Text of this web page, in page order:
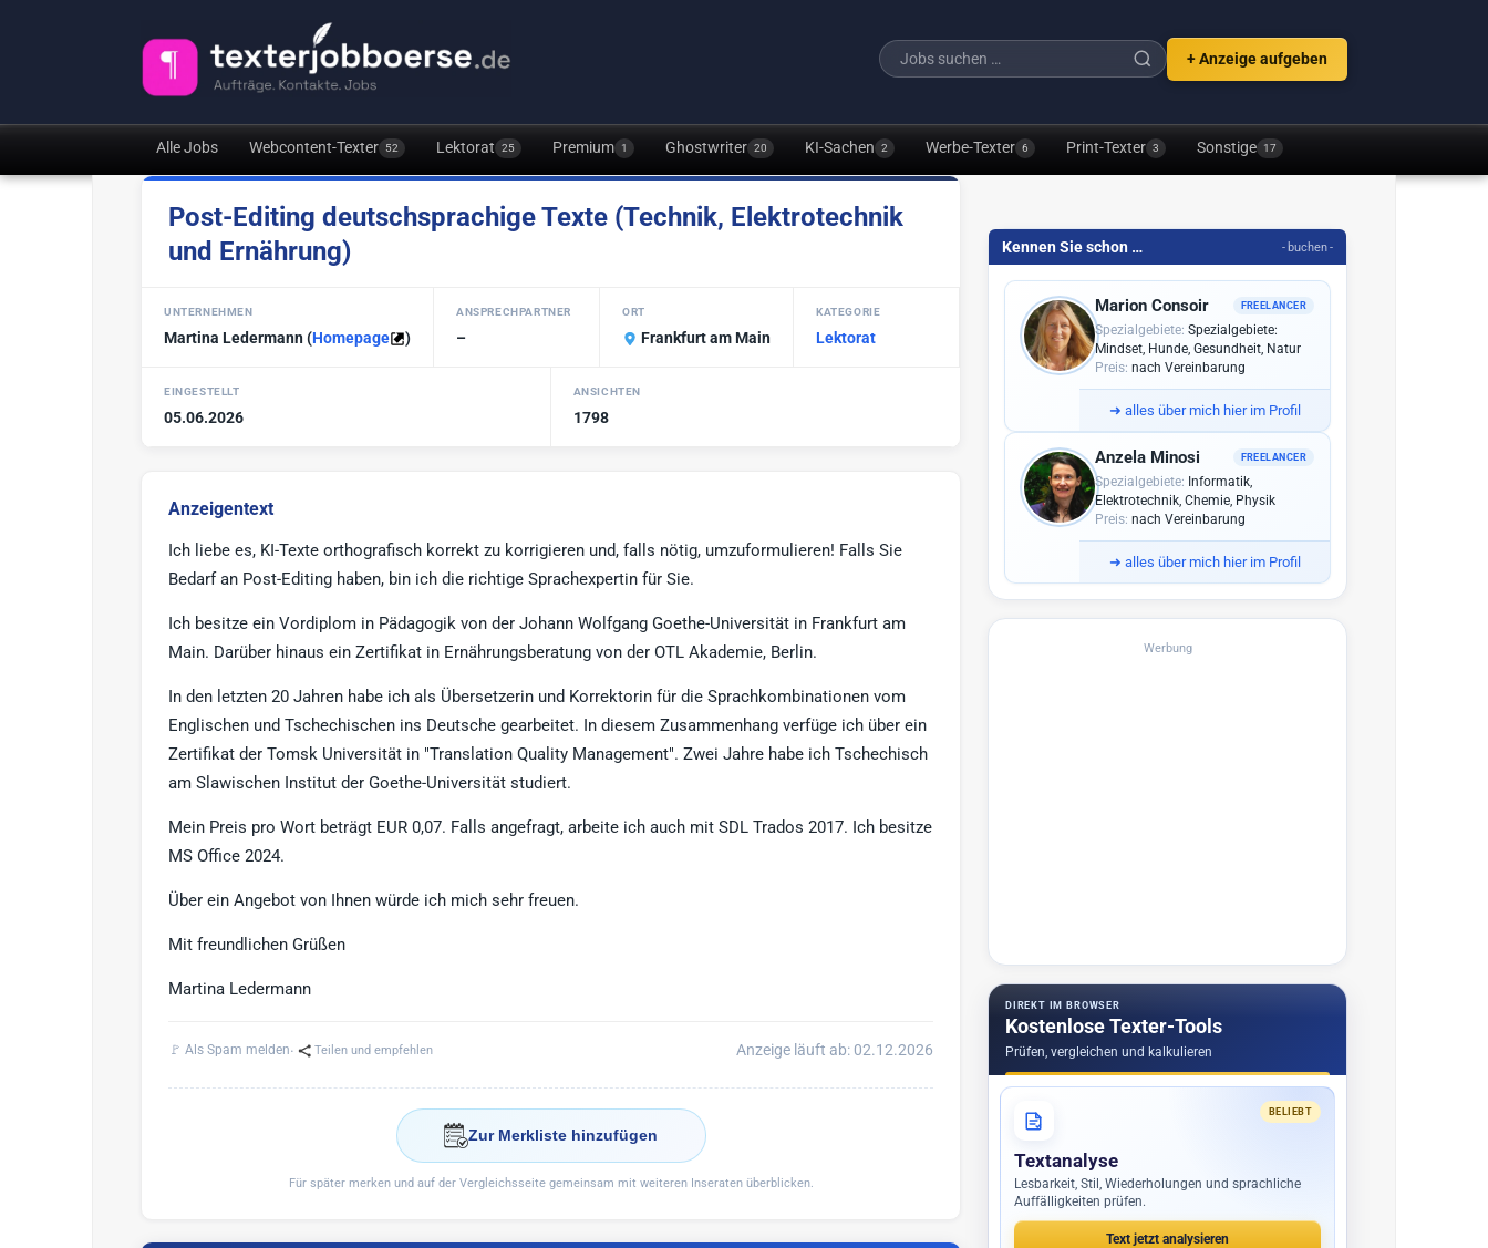
+ Anzeige aufgeben
Alle Jobs Webcontent-Texter 52 Lektorat 25 Premium 1 Ghostwriter 20 KI-Sachen 2 Werbe-Texter 6 Print-Texter 3 Sonstige 17
Post-Editing deutschsprachige Texte (Technik, Elektrotechnik
und Ernährung)
UNTERNEHMEN
Martina Ledermann(Homepage )
ANSPRECHPARTNER
–
ORT
Frankfurt am Main
KATEGORIE
Lektorat
EINGESTELLT
05.06.2026
ANSICHTEN
1798
Anzeigentext
Ich liebe es, KI-Texte orthografisch korrekt zu korrigieren und, falls nötig, umzuformulieren! Falls Sie
Bedarf an Post-Editing haben, bin ich die richtige Sprachexpertin für Sie.
Ich besitze ein Vordiplom in Pädagogik von der Johann Wolfgang Goethe-Universität in Frankfurt am
Main. Darüber hinaus ein Zertifikat in Ernährungsberatung von der OTL Akademie, Berlin.
In den letzten 20 Jahren habe ich als Übersetzerin und Korrektorin für die Sprachkombinationen vom
Englischen und Tschechischen ins Deutsche gearbeitet. In diesem Zusammenhang verfüge ich über ein
Zertifikat der Tomsk Universität in "Translation Quality Management". Zwei Jahre habe ich Tschechisch
am Slawischen Institut der Goethe-Universität studiert.
Mein Preis pro Wort beträgt EUR 0,07. Falls angefragt, arbeite ich auch mit SDL Trados 2017. Ich besitze
MS Office 2024.
Über ein Angebot von Ihnen würde ich mich sehr freuen.
Mit freundlichen Grüßen
Martina Ledermann
🚩 Als Spam melden· Teilen und empfehlen Anzeige läuft ab: 02.12.2026
Zur Merkliste hinzufügen
Für später merken und auf der Vergleichsseite gemeinsam mit weiteren Inseraten überblicken.
Kennen Sie schon … - buchen -
FREELANCER
Marion Consoir
Spezialgebiete: Spezialgebiete:
Mindset, Hunde, Gesundheit, Natur
Preis: nach Vereinbarung
➜ alles über mich hier im Profil
FREELANCER
Anzela Minosi
Spezialgebiete: Informatik,
Elektrotechnik, Chemie, Physik
Preis: nach Vereinbarung
➜ alles über mich hier im Profil
Werbung
DIREKT IM BROWSER
Kostenlose Texter-Tools
Prüfen, vergleichen und kalkulieren
BELIEBT
Textanalyse
Lesbarkeit, Stil, Wiederholungen und sprachliche
Auffälligkeiten prüfen.
Text jetzt analysieren